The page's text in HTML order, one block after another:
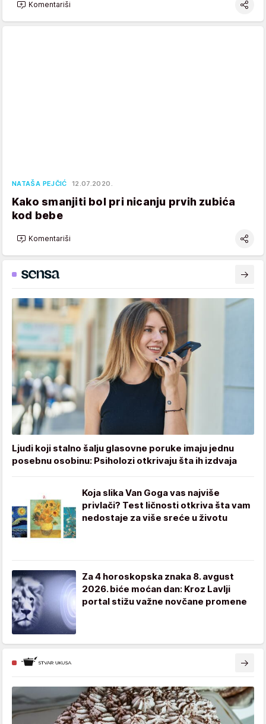
Komentariši
NATAŠA PEJČIĆ 12.07.2020.
Kako smanjiti bol pri nicanju prvih zubića
kod bebe
Komentariši
Ljudi koji stalno šalju glasovne poruke imaju jednu
posebnu osobinu: Psiholozi otkrivaju šta ih izdvaja
Koja slika Van Goga vas najviše
privlači? Test ličnosti otkriva šta vam
nedostaje za više sreće u životu
Za 4 horoskopska znaka 8. avgust
2026. biće moćan dan: Kroz Lavlji
portal stižu važne novčane promene